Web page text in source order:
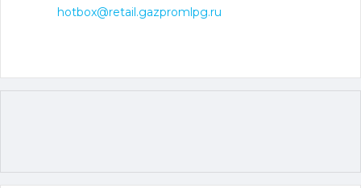
hotbox@retail.gazpromlpg.ru